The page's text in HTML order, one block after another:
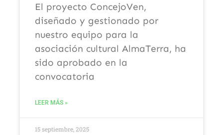
El proyecto ConcejoVen,
diseñado y gestionado por
nuestro equipo para la
asociación cultural AlmaTerra, ha
sido aprobado en la
convocatoria
LEER MÁS »
15 septiembre, 2025